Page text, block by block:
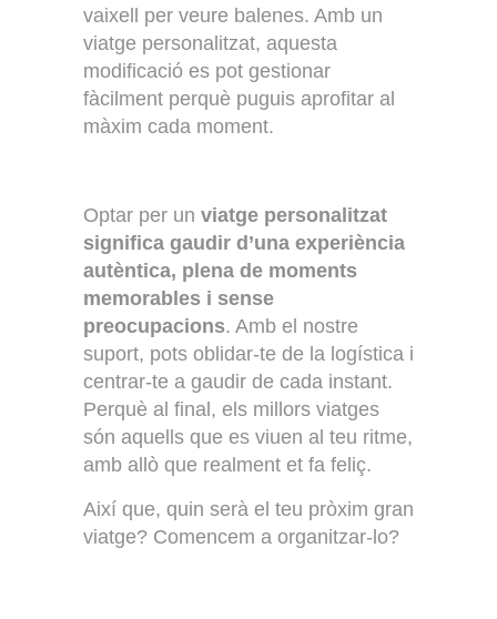
vaixell per veure balenes. Amb un
viatge personalitzat, aquesta
modificació es pot gestionar
fàcilment perquè puguis aprofitar al
màxim cada moment.
Optar per un viatge personalitzat
significa gaudir d’una experiència
autèntica, plena de moments
memorables i sense
preocupacions. Amb el nostre
suport, pots oblidar-te de la logística i
centrar-te a gaudir de cada instant.
Perquè al final, els millors viatges
són aquells que es viuen al teu ritme,
amb allò que realment et fa feliç.
Així que, quin serà el teu pròxim gran
viatge? Comencem a organitzar-lo?